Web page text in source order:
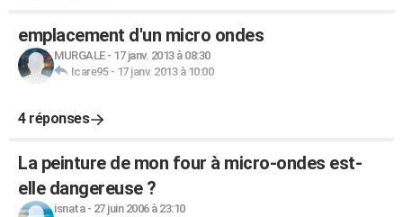
emplacement d'un micro ondes
MURGALE- 17 janv. 2013 à 08:30
Icare95- 17 janv. 2013 à 10:00
4 réponses
La peinture de mon four à micro-ondes est-
elle dangereuse ?
isnata- 27 juin 2006 à 23:10